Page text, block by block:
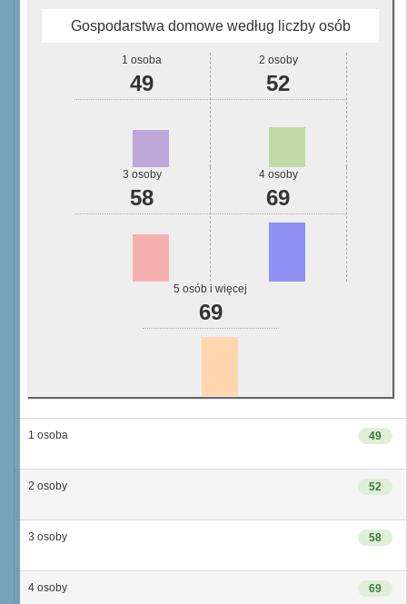
Gospodarstwa domowe według liczby osób
1 osoba
49
2 osoby
52
3 osoby
58
4 osoby
69
5 osób i więcej
69
49
1 osoba
52
2 osoby
58
3 osoby
69
4 osoby